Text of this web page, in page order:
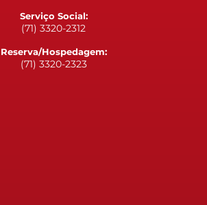
Serviço Social:
(71) 3320-2312
Reserva/Hospedagem:
(71) 3320-2323